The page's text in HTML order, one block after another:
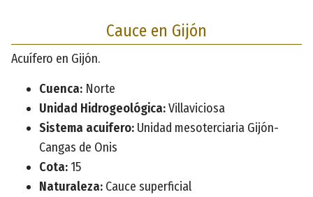
Cauce en Gijón
Acuífero en Gijón.
Cuenca: Norte
Unidad Hidrogeológica:Villaviciosa
Sistema acuifero: Unidad mesoterciaria Gijón-
Cangas de Onis
Cota: 15
Naturaleza: Cauce superficial